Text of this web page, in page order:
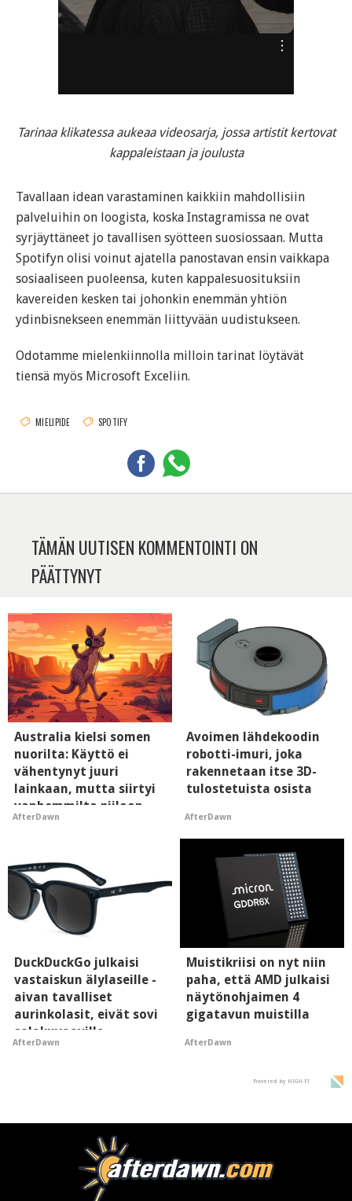
Tarinaa klikatessa aukeaa videosarja, jossa artistit kertovat
kappaleistaan ja joulusta
Tavallaan idean varastaminen kaikkiin mahdollisiin
palveluihin on loogista, koska Instagramissa ne ovat
syrjäyttäneet jo tavallisen syötteen suosiossaan. Mutta
Spotifyn olisi voinut ajatella panostavan ensin vaikkapa
sosiaaliseen puoleensa, kuten kappalesuosituksiin
kavereiden kesken tai johonkin enemmän yhtiön
ydinbisnekseen enemmän liittyvään uudistukseen.
Odotamme mielenkiinnolla milloin tarinat löytävät
tiensä myös Microsoft Exceliin.
MIELIPIDE SPOTIFY
TÄMÄN UUTISEN KOMMENTOINTI ON
PÄÄTTYNYT
Australia kielsi somen
nuorilta: Käyttö ei
vähentynyt juuri
lainkaan, mutta siirtyi
vanhemmilta piiloon
AfterDawn
Avoimen lähdekoodin
robotti-imuri, joka
rakennetaan itse 3D-
tulostetuista osista
AfterDawn
DuckDuckGo julkaisi
vastaiskun älylaseille -
aivan tavalliset
aurinkolasit, eivät sovi
salakuvaaville
hyypiöille
AfterDawn
Muistikriisi on nyt niin
paha, että AMD julkaisi
näytönohjaimen 4
gigatavun muistilla
AfterDawn
Powered by HIGH.FI